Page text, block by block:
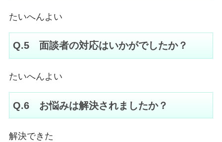
たいへんよい
Q.5 面談者の対応はいかがでしたか？
たいへんよい
Q.6 お悩みは解決されましたか？
解決できた